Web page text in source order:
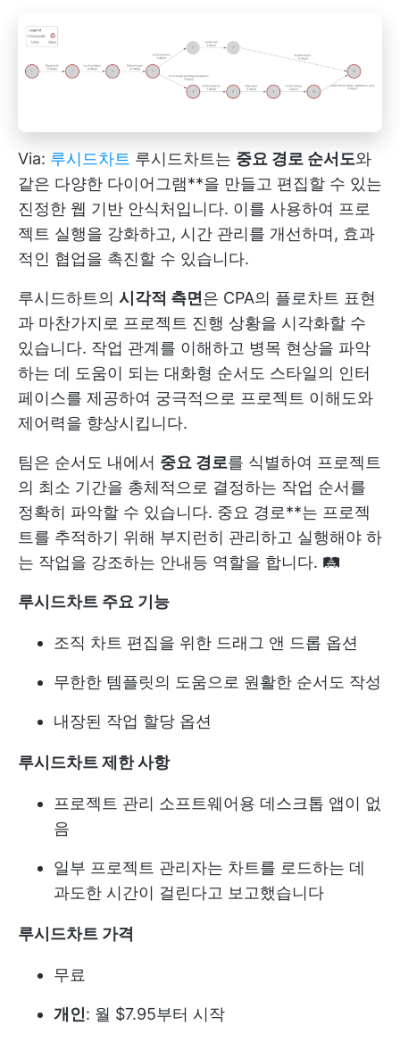
Via: 루시드차트 루시드차트는 중요 경로 순서도와
같은 다양한 다이어그램**을 만들고 편집할 수 있는
진정한 웹 기반 안식처입니다. 이를 사용하여 프로
젝트 실행을 강화하고, 시간 관리를 개선하며, 효과
적인 협업을 촉진할 수 있습니다.
루시드하트의 시각적 측면 은 CPA의 플로차트 표현
과 마찬가지로 프로젝트 진행 상황을 시각화할 수
있습니다. 작업 관계를 이해하고 병목 현상을 파악
하는 데 도움이 되는 대화형 순서도 스타일의 인터
페이스를 제공하여 궁극적으로 프로젝트 이해도와
제어력을 향상시킵니다.
팀은 순서도 내에서 중요 경로를 식별하여 프로젝트
의 최소 기간을 총체적으로 결정하는 작업 순서를
정확히 파악할 수 있습니다. 중요 경로**는 프로젝
트를 추적하기 위해 부지런히 관리하고 실행해야 하
는 작업을 강조하는 안내등 역할을 합니다. 🛤️
루시드차트 주요 기능
조직 차트 편집을 위한 드래그 앤 드롭 옵션
무한한 템플릿의 도움으로 원활한 순서도 작성
내장된 작업 할당 옵션
루시드차트 제한 사항
프로젝트 관리 소프트웨어용 데스크톱 앱이 없
음
일부 프로젝트 관리자는 차트를 로드하는 데
과도한 시간이 걸린다고 보고했습니다
루시드차트 가격
무료
개인: 월 $7.95부터 시작